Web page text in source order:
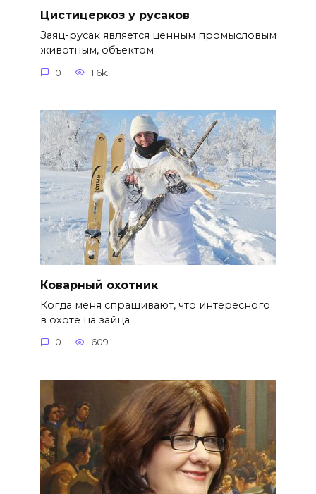
Цистицеркоз у русаков
Заяц-русак является ценным промысловым
животным, объектом
0 1.6k.
Коварный охотник
Когда меня спрашивают, что интересного
в охоте на зайца
0 609